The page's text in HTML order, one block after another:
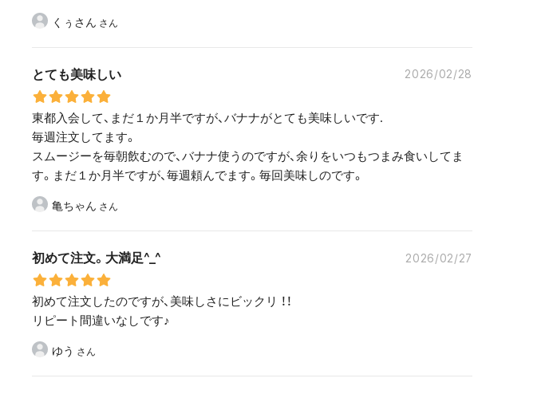
くぅさん
とても美味しい 2026/02/28
東都入会して、まだ１か月半ですが、バナナがとても美味しいです.
毎週注文してます。
スムージーを毎朝飲むので、バナナ使うのですが、余りをいつもつまみ食いしてま
す。まだ１か月半ですが、毎週頼んでます。毎回美味しのです。
亀ちゃん
初めて注文。大満足^_^ 2026/02/27
初めて注文したのですが、美味しさにビックリ ！！
リピート間違いなしです♪
ゆう